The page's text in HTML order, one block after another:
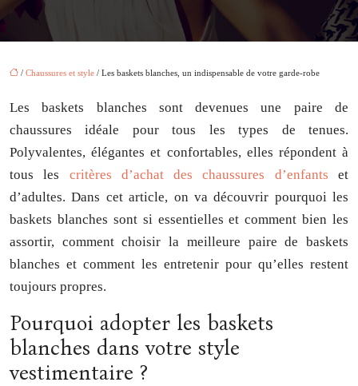
/ Chaussures et style / Les baskets blanches, un indispensable de votre garde-robe
Les baskets blanches sont devenues une paire de
chaussures idéale pour tous les types de tenues.
Polyvalentes, élégantes et confortables, elles répondent à
tous les critères d’achat des chaussures d’enfantset
d’adultes. Dans cet article, on va découvrir pourquoi les
baskets blanches sont si essentielles et comment bien les
assortir, comment choisir la meilleure paire de baskets
blanches et comment les entretenir pour qu’elles restent
toujours propres.
Pourquoi adopter les baskets
blanches dans votre style
vestimentaire ?